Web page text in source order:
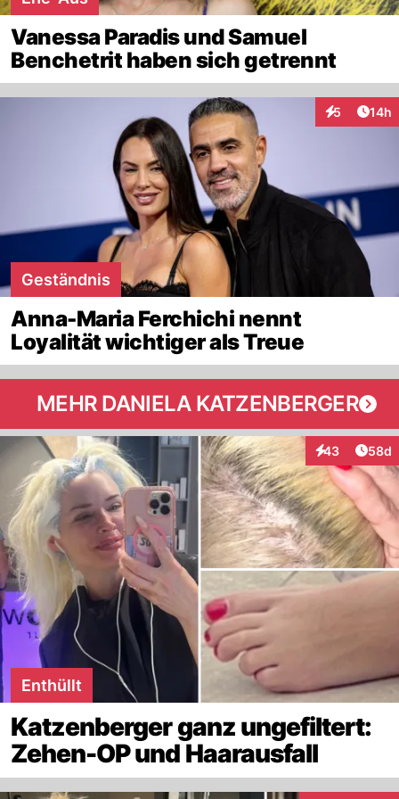
Vanessa Paradis und Samuel
Benchetrit haben sich getrennt
5
Interaktionen
14h
Geständnis
Anna-Maria Ferchichi nennt
Loyalität wichtiger als Treue
MEHR DANIELA KATZENBERGER
43
Interaktionen
58d
Enthüllt
Katzenberger ganz ungefiltert:
Zehen-OP und Haarausfall